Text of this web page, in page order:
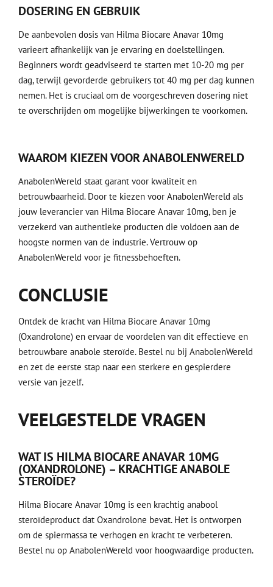
DOSERING EN GEBRUIK
De aanbevolen dosis van Hilma Biocare Anavar 10mg
varieert afhankelijk van je ervaring en doelstellingen.
Beginners wordt geadviseerd te starten met 10-20 mg per
dag, terwijl gevorderde gebruikers tot 40 mg per dag kunnen
nemen. Het is cruciaal om de voorgeschreven dosering niet
te overschrijden om mogelijke bijwerkingen te voorkomen.
WAAROM KIEZEN VOOR ANABOLENWERELD
AnabolenWereld staat garant voor kwaliteit en
betrouwbaarheid. Door te kiezen voor AnabolenWereld als
jouw leverancier van Hilma Biocare Anavar 10mg, ben je
verzekerd van authentieke producten die voldoen aan de
hoogste normen van de industrie. Vertrouw op
AnabolenWereld voor je fitnessbehoeften.
CONCLUSIE
Ontdek de kracht van Hilma Biocare Anavar 10mg
(Oxandrolone) en ervaar de voordelen van dit effectieve en
betrouwbare anabole steroïde. Bestel nu bij AnabolenWereld
en zet de eerste stap naar een sterkere en gespierdere
versie van jezelf.
VEELGESTELDE VRAGEN
WAT IS HILMA BIOCARE ANAVAR 10MG
(OXANDROLONE) – KRACHTIGE ANABOLE
STEROÏDE?
Hilma Biocare Anavar 10mg is een krachtig anabool
steroïdeproduct dat Oxandrolone bevat. Het is ontworpen
om de spiermassa te verhogen en kracht te verbeteren.
Bestel nu op AnabolenWereld voor hoogwaardige producten.